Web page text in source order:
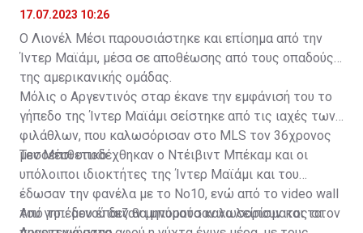
σταρ
17.07.2023 10:26
Ο Λιονέλ Μέσι παρουσιάστηκε και επίσημα από την
Ίντερ Μαϊάμι, μέσα σε αποθέωσης από τους οπαδούς
της αμερικανικής ομάδας.
Μόλις ο Αργεντινός σταρ έκανε την εμφάνισή του το
γήπεδο της Ίντερ Μαϊάμι σείστηκε από τις ιαχές των
φιλάθλων, που καλωσόρισαν στο MLS τον 36χρονος
μεσοεπιθετικό.
Τον Μέσι υποδέχθηκαν ο Ντέιβιντ Μπέκαμ και οι
υπόλοιποι ιδιοκτήτες της Ίντερ Μαϊάμι και του
έδωσαν την φανέλα με το Νο10, ενώ από το video wall
του γηπέδου έπαιζαν μηνύματα καλωσορίσματος στον
Από το... μενού δεν θα μπορούσαν να λείπουν και τα